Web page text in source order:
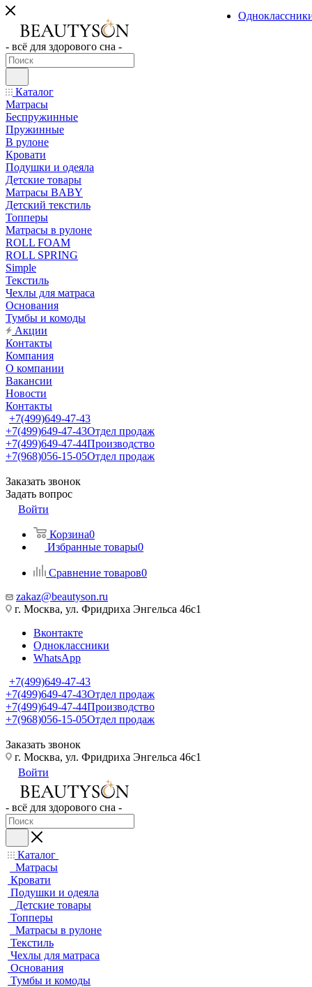
- всё для здорового сна -
Каталог
Матрасы
Беспружинные
Пружинные
В рулоне
Кровати
Подушки и одеяла
Детские товары
Матрасы BABY
Детский текстиль
Топперы
Матрасы в рулоне
ROLL FOAM
ROLL SPRING
Simple
Текстиль
Чехлы для матраса
Основания
Тумбы и комоды
Акции
Контакты
Компания
О компании
Вакансии
Новости
Контакты
+7(499)649-47-43
+7(499)649-47-43Отдел продаж
+7(499)649-47-44Производство
+7(968)056-15-05Отдел продаж
Заказать звонок
Задать вопрос
Войти
Корзина0
Избранные товары0
Сравнение товаров0
zakaz@beautyson.ru
г. Москва, ул. Фридриха Энгельса 46с1
Вконтакте
Одноклассники
WhatsApp
+7(499)649-47-43
+7(499)649-47-43Отдел продаж
+7(499)649-47-44Производство
+7(968)056-15-05Отдел продаж
Заказать звонок
г. Москва, ул. Фридриха Энгельса 46с1
Войти
- всё для здорового сна -
Каталог
Матрасы
Кровати
Подушки и одеяла
Детские товары
Топперы
Матрасы в рулоне
Текстиль
Чехлы для матраса
Основания
Тумбы и комоды